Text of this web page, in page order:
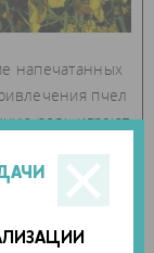
напечатанных
пчел
роль играют
Испытания
желтые цветы